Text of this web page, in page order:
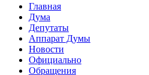
Главная
Дума
Депутаты
Аппарат Думы
Новости
Официально
Обращения